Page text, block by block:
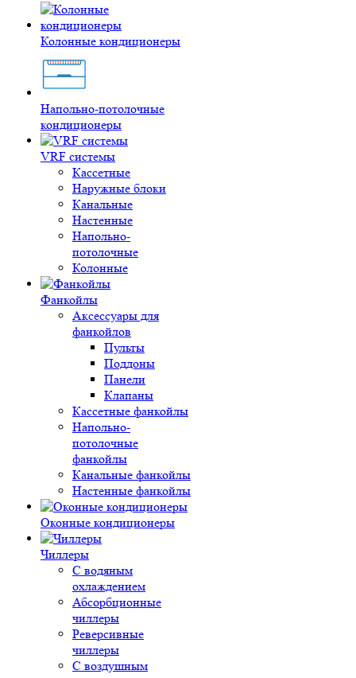
Колонные кондиционеры
Напольно-потолочные
кондиционеры
VRF системы
Кассетные
Наружные блоки
Канальные
Настенные
Напольно-
потолочные
Колонные
Фанкойлы
Аксессуары для
фанкойлов
Пульты
Поддоны
Панели
Клапаны
Кассетные фанкойлы
Напольно-
потолочные
фанкойлы
Канальные фанкойлы
Настенные фанкойлы
Оконные кондиционеры
Чиллеры
С водяным
охлаждением
Абсорбционные
чиллеры
Реверсивные
чиллеры
С воздушным